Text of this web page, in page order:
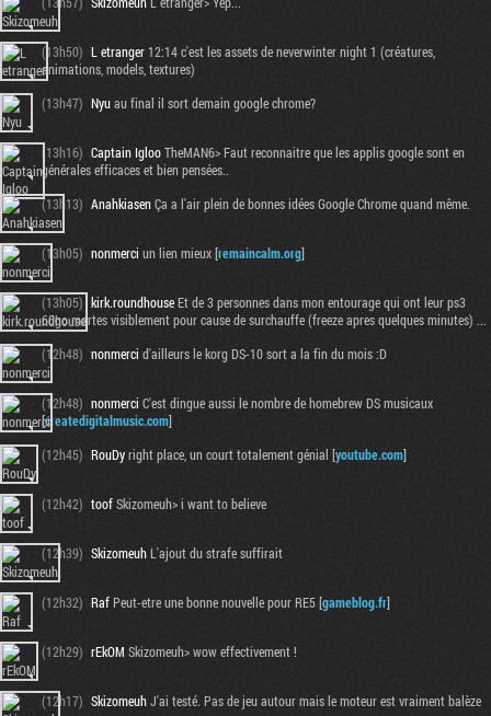
(13h50) L etranger12:14 c'est les assets de neverwinter night 1 (créatures,
animations, models, textures)
(13h47) Nyuau final il sort demain google chrome?
(13h16) Captain IglooTheMAN6> Faut reconnaitre que les applis google sont en
générales efficaces et bien pensées..
(13h13) AnahkiasenÇa a l'air plein de bonnes idées Google Chrome quand même.
(13h05) nonmerci un lien mieux [remaincalm.org]
(13h05) kirk.roundhouseEt de 3 personnes dans mon entourage qui ont leur ps3
60go mortes visiblement pour cause de surchauffe (freeze apres quelques minutes) ...
(12h48) nonmerci d'ailleurs le korg DS-10 sort a la fin du mois :D
(12h48) nonmerci C'est dingue aussi le nombre de homebrew DS musicaux
[createdigitalmusic.com]
(12h45) RouDyright place, un court totalement génial [youtube.com]
(12h42) toofSkizomeuh> i want to believe
(12h39) SkizomeuhL'ajout du strafe suffirait
(12h32) RafPeut-etre une bonne nouvelle pour RE5 [gameblog.fr]
(12h29) rEkOM Skizomeuh> wow effectivement !
(12h17) SkizomeuhJ'ai testé. Pas de jeu autour mais le moteur est vraiment balèze